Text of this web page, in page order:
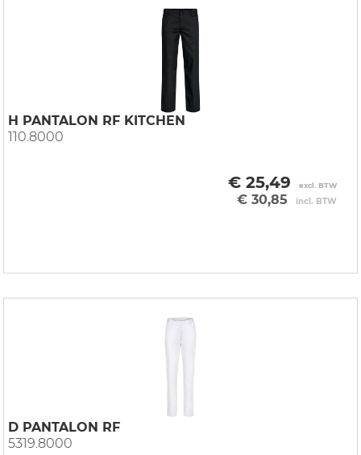
H PANTALON RF KITCHEN
110.8000
€ 25,49 excl. BTW
€ 30,85 incl. BTW
D PANTALON RF
5319.8000